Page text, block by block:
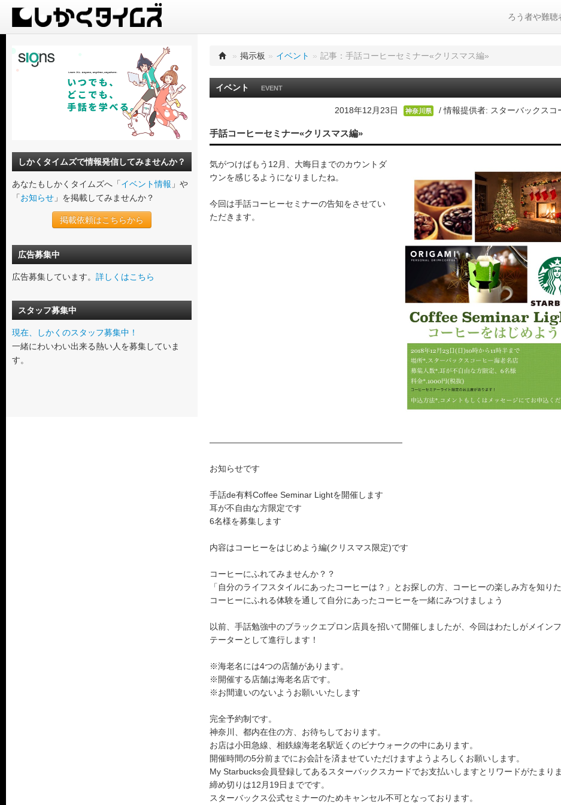
ろう者や難聴
しかくタイムズで情報発信してみませんか？
あなたもしかくタイムズへ「イベント情報 」や
「お知らせ 」を掲載してみませんか？
掲載依頼はこちらから
広告募集中
広告募集しています。 詳しくはこちら
スタッフ募集中
現在、しかくのスタッフ募集中！
一緒にわいわい出来る熱い人を募集していま
す。
» 掲示板 » イベント » 記事：手話コーヒーセミナー«クリスマス編»
イベント EVENT
2018年12月23日 神奈川県 / 情報提供者: スターバックスコ
手話コーヒーセミナー«クリスマス編»
気がつけばもう12月、大晦日までのカウントダ
ウンを感じるようになりましたね。
今回は手話コーヒーセミナーの告知をさせてい
ただきます。
———————————————————————
お知らせです
手話de有料Coffee Seminar Lightを開催します
耳が不自由な方限定です
6名様を募集します
内容はコーヒーをはじめよう編(クリスマス限定)です
コーヒーにふれてみませんか？？
「自分のライフスタイルにあったコーヒーは？」とお探しの方、コーヒーの楽しみ方を知り
コーヒーにふれる体験を通して自分にあったコーヒーを一緒にみつけましょう
以前、手話勉強中のブラックエプロン店員を招いて開催しましたが、今回はわたしがメイン
テーターとして進行します！
※海老名には4つの店舗があります。
※開催する店舗は海老名店です。
※お間違いのないようお願いいたします
完全予約制です。
神奈川、都内在住の方、お待ちしております。
お店は小田急線、相鉄線海老名駅近くのビナウォークの中にあります。
開催時間の5分前までにお会計を済ませていただけますようよろしくお願いします。
My Starbucks会員登録してあるスターバックスカードでお支払いしますとリワードがたまりま
締め切りは12月19日までです。
スターバックス公式セミナーのためキャンセル不可となっております。